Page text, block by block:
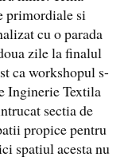
primordiale si
cu o parada
zile la finalul
ca workshopul s-
Inginerie Textila
sectia de
propice pentru
spatiul acesta nu